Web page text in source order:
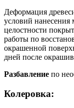
Деформация
условий
целостности
работы по
окрашенной
дней после
Разбавление по
Колеровка: